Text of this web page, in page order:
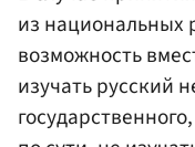
из национальных
возможность
изучать русский